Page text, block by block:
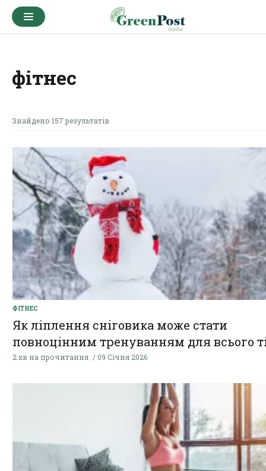
фітнес
Знайдено 157 результатів
ФІТНЕС
Як ліплення сніговика може стати
повноцінним тренуванням для всього
2 хв на прочитання 09 Січня 2026